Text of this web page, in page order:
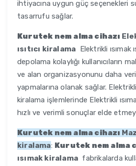
ihtiyacına uygun güç seçenekleri
tasarrufu sağlar.
Kurutek nem alma cihazı
ısıtıcı kiralama Elektrikli ısımak
depolama kolaylığı kullanıcıların
ve alan organizasyonunu daha
yapmalarına olanak sağlar. Elektrikli
kiralama işlemlerinde Elektrikli
hızlı ve verimli sonuçlar elde
Kurutek nem alma cihazı
kiralama: Kurutek nem alma
ısımak kiralama fabrikalarda